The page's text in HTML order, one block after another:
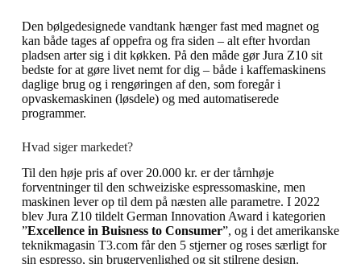
Den bølgedesignede vandtank hænger fast med magnet og
kan både tages af oppefra og fra siden – alt efter hvordan
pladsen arter sig i dit køkken. På den måde gør Jura Z10 sit
bedste for at gøre livet nemt for dig – både i kaffemaskinens
daglige brug og i rengøringen af den, som foregår i
opvaskemaskinen (løsdele) og med automatiserede
programmer.
Hvad siger markedet?
Til den høje pris af over 20.000 kr. er der tårnhøje
forventninger til den schweiziske espressomaskine, men
maskinen lever op til dem på næsten alle parametre. I 2022
blev Jura Z10 tildelt German Innovation Award i kategorien
”Excellence in Buisness to Consumer”, og i det amerikanske
teknikmagasin T3.com får den 5 stjerner og roses særligt for
sin espresso, sin brugervenlighed og sit stilrene design.